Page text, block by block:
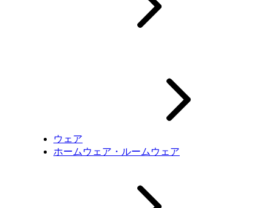
ウェア
ホームウェア・ルームウェア